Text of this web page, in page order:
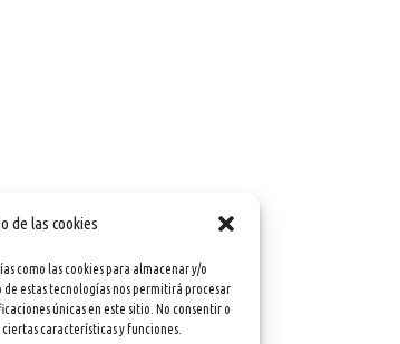
de las cookies
como las cookies para almacenar y/o
estas tecnologías nos permitirá procesar
únicas en este sitio. No consentir o
características y funciones.